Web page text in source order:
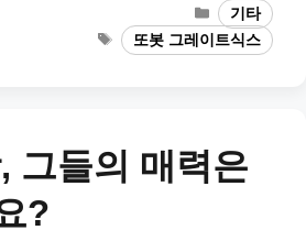
Categories
기타
Tags또봇 그레이트식스
그들의 매력은
?